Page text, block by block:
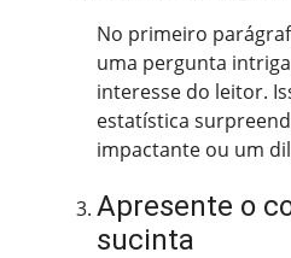
No primeiro
uma pergunta
interesse do leitor.
estatística
impactante ou um
Apresente o
sucinta